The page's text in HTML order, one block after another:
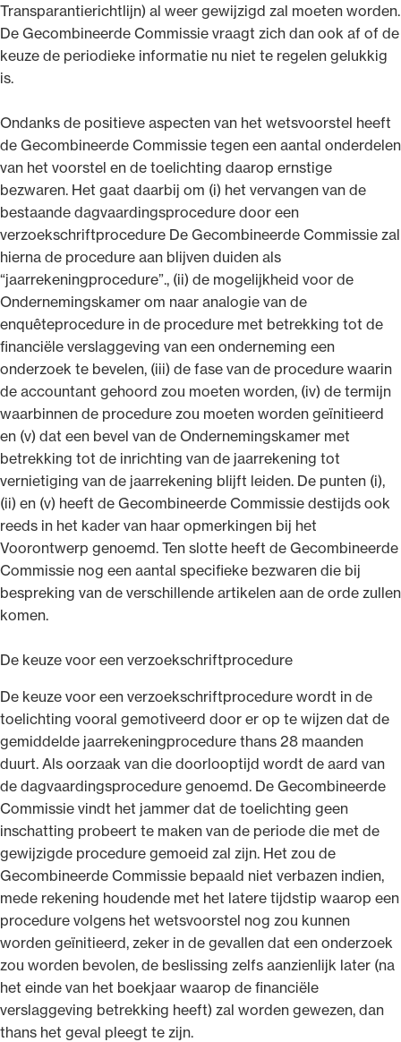
Transparantierichtlijn) al weer gewijzigd zal moeten worden.
De Gecombineerde Commissie vraagt zich dan ook af of de
keuze de periodieke informatie nu niet te regelen gelukkig
is.
Ondanks de positieve aspecten van het wetsvoorstel heeft
de Gecombineerde Commissie tegen een aantal onderdelen
van het voorstel en de toelichting daarop ernstige
bezwaren. Het gaat daarbij om (i) het vervangen van de
bestaande dagvaardingsprocedure door een
verzoekschriftprocedure De Gecombineerde Commissie zal
hierna de procedure aan blijven duiden als
“jaarrekeningprocedure”., (ii) de mogelijkheid voor de
Ondernemingskamer om naar analogie van de
enquêteprocedure in de procedure met betrekking tot de
financiële verslaggeving van een onderneming een
onderzoek te bevelen, (iii) de fase van de procedure waarin
de accountant gehoord zou moeten worden, (iv) de termijn
waarbinnen de procedure zou moeten worden geïnitieerd
en (v) dat een bevel van de Ondernemingskamer met
betrekking tot de inrichting van de jaarrekening tot
vernietiging van de jaarrekening blijft leiden. De punten (i),
(ii) en (v) heeft de Gecombineerde Commissie destijds ook
reeds in het kader van haar opmerkingen bij het
Voorontwerp genoemd. Ten slotte heeft de Gecombineerde
Commissie nog een aantal specifieke bezwaren die bij
bespreking van de verschillende artikelen aan de orde zullen
komen.
De keuze voor een verzoekschriftprocedure
De keuze voor een verzoekschriftprocedure wordt in de
toelichting vooral gemotiveerd door er op te wijzen dat de
gemiddelde jaarrekeningprocedure thans 28 maanden
duurt. Als oorzaak van die doorlooptijd wordt de aard van
de dagvaardingsprocedure genoemd. De Gecombineerde
Commissie vindt het jammer dat de toelichting geen
inschatting probeert te maken van de periode die met de
gewijzigde procedure gemoeid zal zijn. Het zou de
Gecombineerde Commissie bepaald niet verbazen indien,
mede rekening houdende met het latere tijdstip waarop een
procedure volgens het wetsvoorstel nog zou kunnen
worden geïnitieerd, zeker in de gevallen dat een onderzoek
zou worden bevolen, de beslissing zelfs aanzienlijk later (na
het einde van het boekjaar waarop de financiële
verslaggeving betrekking heeft) zal worden gewezen, dan
thans het geval pleegt te zijn.